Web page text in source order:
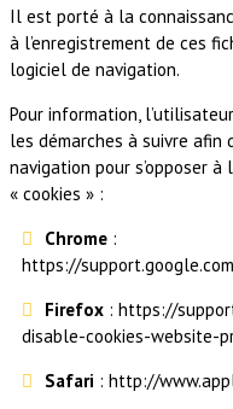
Il est porté à la
à l’enregistrement de ces
logiciel de navigation.
Pour information,
les démarches à suivre afin
navigation pour s’opposer à
« cookies » :
Chrome :
https://
Firefox : https://
disable-cookies-website-
Safari : http://